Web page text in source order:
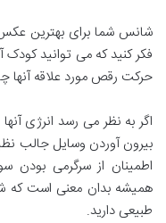
شانس شما برای بهترین
فکر کنید که می توانید کودک
حرکت رقص مورد علاقه
اگر به نظر می رسد انرژی
بیرون آوردن وسایل جالب
اطمینان از سرگرمی بودن
همیشه بدان معنی است که
طبیعی دارید.